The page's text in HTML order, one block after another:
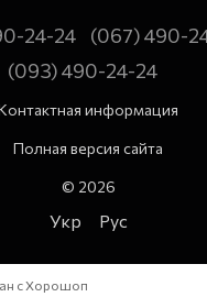
24-24
(067) 490-
(093) 490-24-24
информация
Полная версия сайта
© 2026
Укр Рус
с Хорошоп